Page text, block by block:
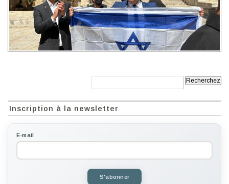
Inscription à la newsletter
E-mail
S'abonner